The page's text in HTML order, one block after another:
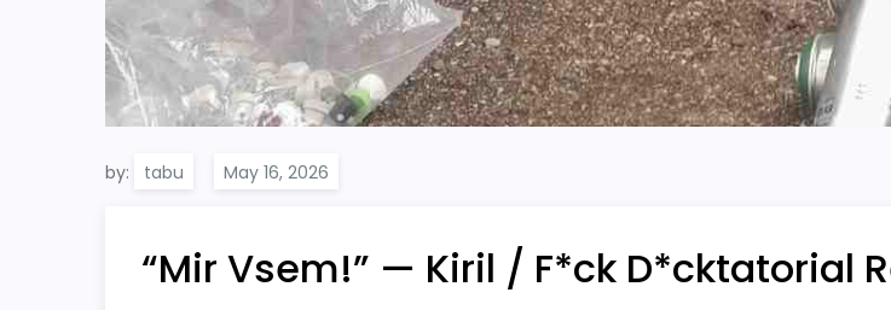
by: tabu
“Mir Vsem!” — Kiril / F*ck D*cktatorial